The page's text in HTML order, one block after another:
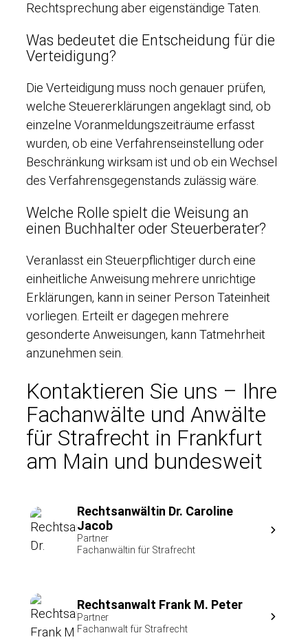
Rechtsprechung aber eigenständige Taten.
Was bedeutet die Entscheidung für die
Verteidigung?
Die Verteidigung muss noch genauer prüfen,
welche Steuererklärungen angeklagt sind, ob
einzelne Voranmeldungszeiträume erfasst
wurden, ob eine Verfahrenseinstellung oder
Beschränkung wirksam ist und ob ein Wechsel
des Verfahrensgegenstands zulässig wäre.
Welche Rolle spielt die Weisung an
einen Buchhalter oder Steuerberater?
Veranlasst ein Steuerpflichtiger durch eine
einheitliche Anweisung mehrere unrichtige
Erklärungen, kann in seiner Person Tateinheit
vorliegen. Erteilt er dagegen mehrere
gesonderte Anweisungen, kann Tatmehrheit
anzunehmen sein.
Kontaktieren Sie uns – Ihre
Fachanwälte und Anwälte
für Strafrecht in Frankfurt
am Main und bundesweit
Rechtsanwältin Dr. Caroline
Jacob
Partner
Fachanwältin für Strafrecht
Rechtsanwalt Frank M. Peter
Partner
Fachanwalt für Strafrecht